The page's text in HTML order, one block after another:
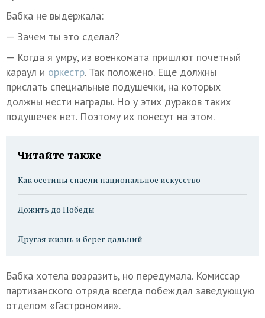
Бабка не выдержала:
— Зачем ты это сделал?
— Когда я умру, из военкомата пришлют почетный
караул и оркестр. Так положено. Еще должны
прислать специальные подушечки, на которых
должны нести награды. Но у этих дураков таких
подушечек нет. Поэтому их понесут на этом.
Читайте также
Как осетины спасли национальное искусство
Дожить до Победы
Другая жизнь и берег дальний
Бабка хотела возразить, но передумала. Комиссар
партизанского отряда всегда побеждал заведующую
отделом «Гастрономия».